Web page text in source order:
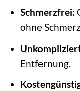
Schmerzfrei:
ohne
Entfernung.